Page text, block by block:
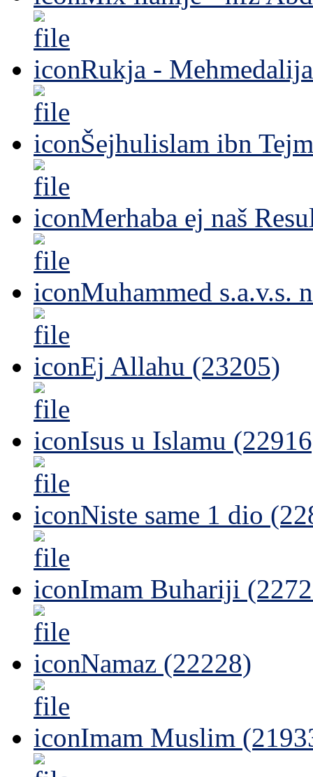
Rukja -
Šejhulislam ibn
Merhaba ej naš
Muhammed s.a.v.s.
Ej Allahu (23205)
Isus u Islamu
Niste same 1 dio
Imam Buhariji
Namaz (22228)
Imam Muslim